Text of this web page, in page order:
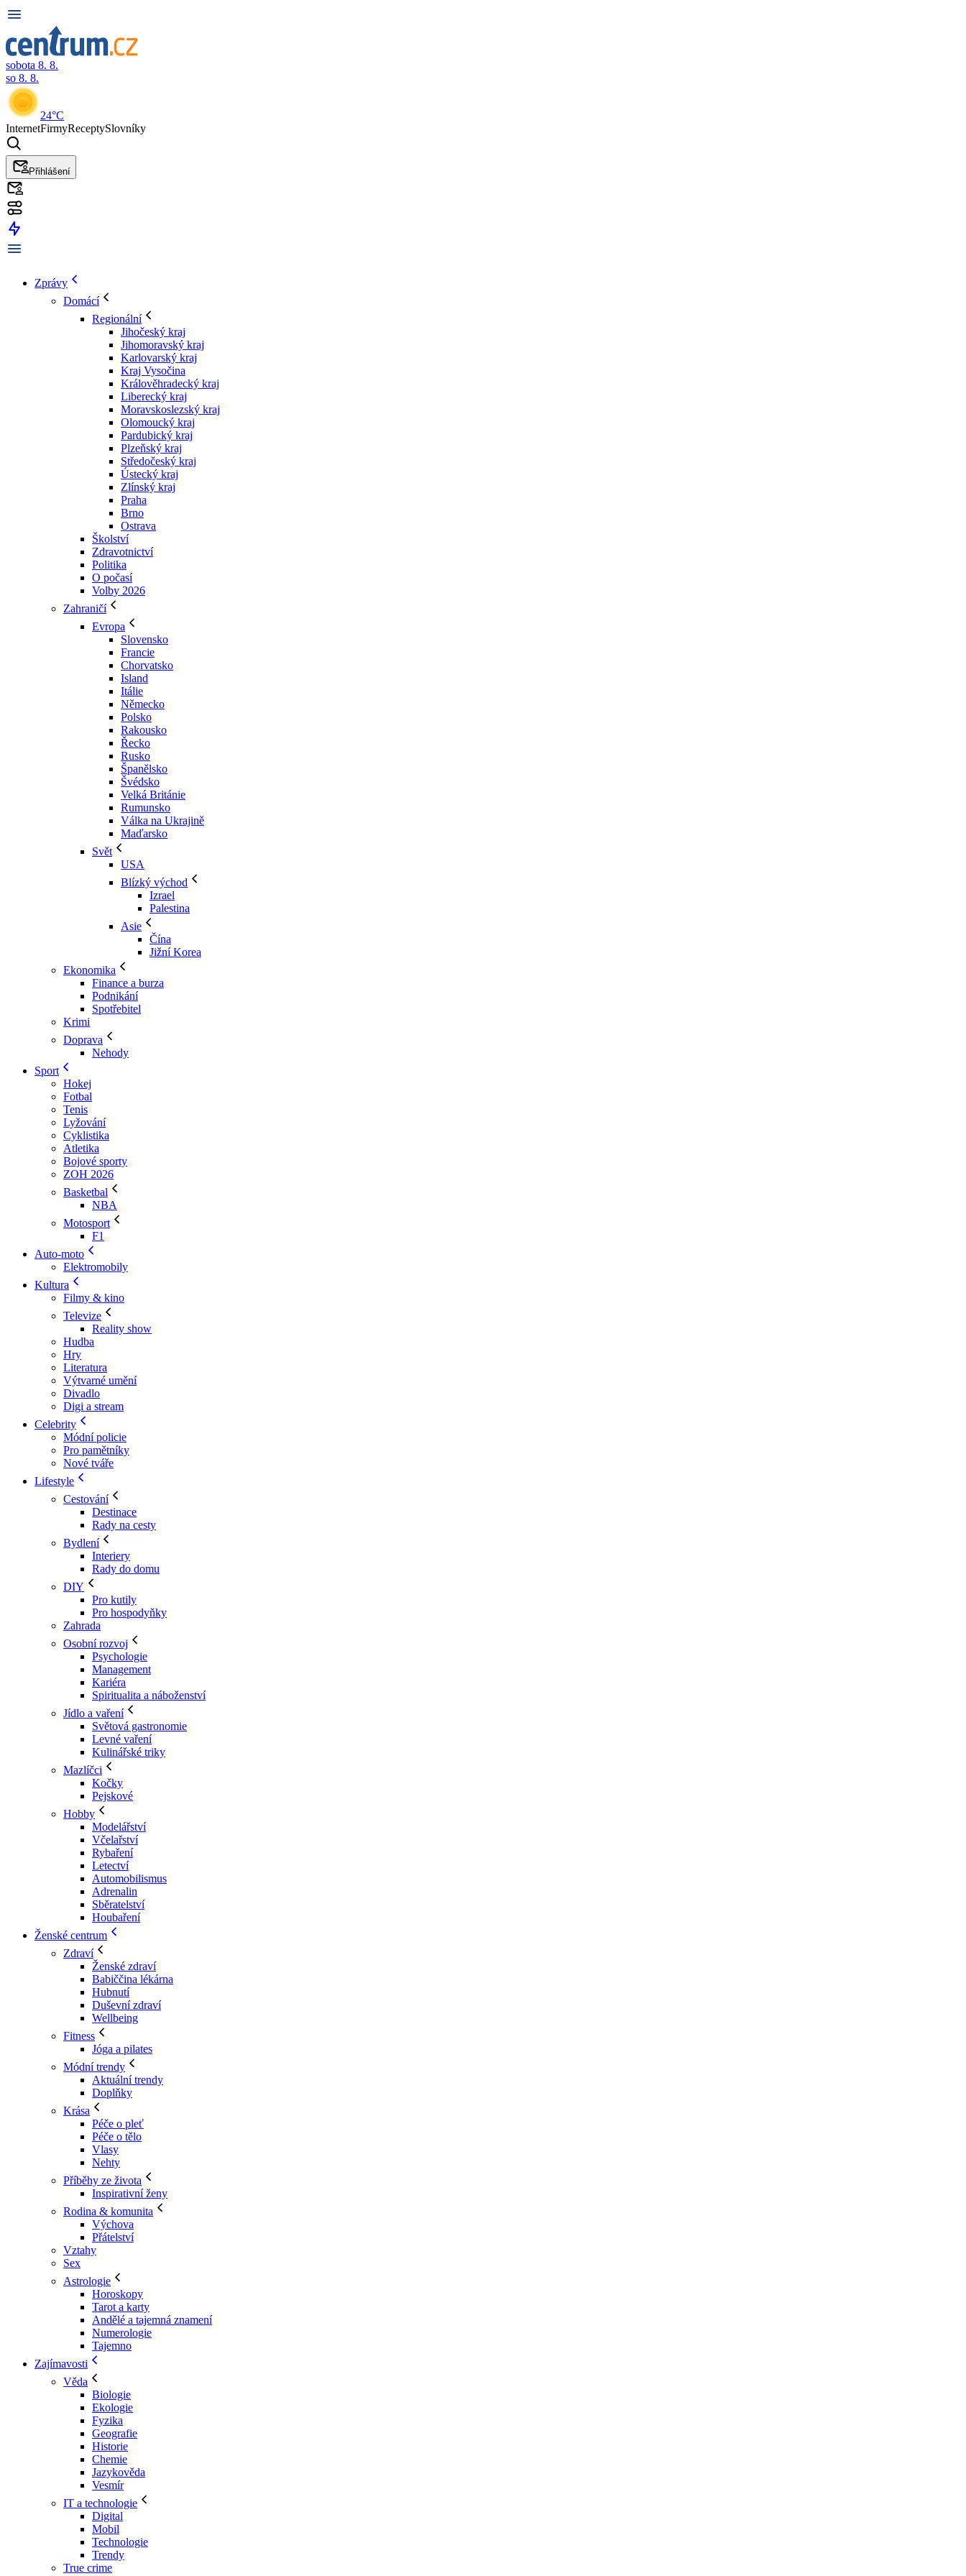
sobota 8. 8.
so 8. 8.
24°C
InternetFirmyReceptySlovníky
Přihlášení
Zprávy
Domácí
Regionální
Jihočeský kraj
Jihomoravský kraj
Karlovarský kraj
Kraj Vysočina
Králověhradecký kraj
Liberecký kraj
Moravskoslezský kraj
Olomoucký kraj
Pardubický kraj
Plzeňský kraj
Středočeský kraj
Ústecký kraj
Zlínský kraj
Praha
Brno
Ostrava
Školství
Zdravotnictví
Politika
O počasí
Volby 2026
Zahraničí
Evropa
Slovensko
Francie
Chorvatsko
Island
Itálie
Německo
Polsko
Rakousko
Řecko
Rusko
Španělsko
Švédsko
Velká Británie
Rumunsko
Válka na Ukrajině
Maďarsko
Svět
USA
Blízký východ
Izrael
Palestina
Asie
Čína
Jižní Korea
Ekonomika
Finance a burza
Podnikání
Spotřebitel
Krimi
Doprava
Nehody
Sport
Hokej
Fotbal
Tenis
Lyžování
Cyklistika
Atletika
Bojové sporty
ZOH 2026
Basketbal
NBA
Motosport
F1
Auto-moto
Elektromobily
Kultura
Filmy & kino
Televize
Reality show
Hudba
Hry
Literatura
Výtvarné umění
Divadlo
Digi a stream
Celebrity
Módní policie
Pro pamětníky
Nové tváře
Lifestyle
Cestování
Destinace
Rady na cesty
Bydlení
Interiery
Rady do domu
DIY
Pro kutily
Pro hospodyňky
Zahrada
Osobní rozvoj
Psychologie
Management
Kariéra
Spiritualita a náboženství
Jídlo a vaření
Světová gastronomie
Levné vaření
Kulinářské triky
Mazlíčci
Kočky
Pejskové
Hobby
Modelářství
Včelařství
Rybaření
Letectví
Automobilismus
Adrenalin
Sběratelství
Houbaření
Ženské centrum
Zdraví
Ženské zdraví
Babiččina lékárna
Hubnutí
Duševní zdraví
Wellbeing
Fitness
Jóga a pilates
Módní trendy
Aktuální trendy
Doplňky
Krása
Péče o pleť
Péče o tělo
Vlasy
Nehty
Příběhy ze života
Inspirativní ženy
Rodina & komunita
Výchova
Přátelství
Vztahy
Sex
Astrologie
Horoskopy
Tarot a karty
Andělé a tajemná znamení
Numerologie
Tajemno
Zajímavosti
Věda
Biologie
Ekologie
Fyzika
Geografie
Historie
Chemie
Jazykověda
Vesmír
IT a technologie
Digital
Mobil
Technologie
Trendy
True crime